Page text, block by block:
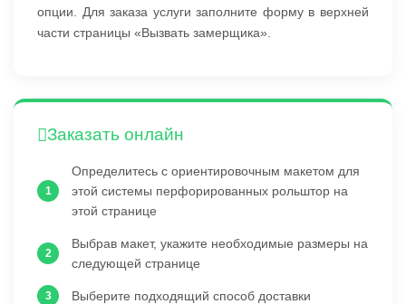
опции. Для заказа услуги заполните форму в верхней
части страницы «Вызвать замерщика».
Заказать онлайн
Определитесь с ориентировочным макетом для
этой системы перфорированных рольштор на
этой странице
Выбрав макет, укажите необходимые размеры на
следующей странице
Выберите подходящий способ доставки